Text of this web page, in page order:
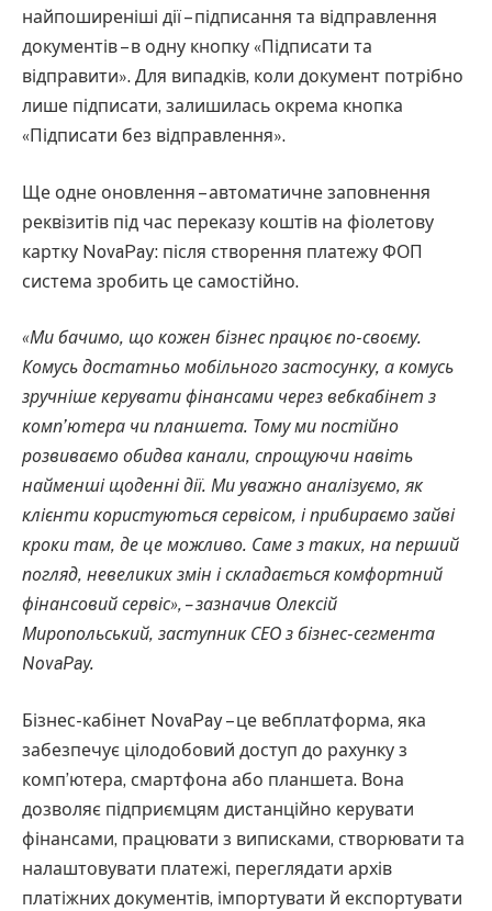
найпоширеніші дії – підписання та відправлення
документів – в одну кнопку «Підписати та
відправити». Для випадків, коли документ потрібно
лише підписати, залишилась окрема кнопка
«Підписати без відправлення».
Ще одне оновлення – автоматичне заповнення
реквізитів під час переказу коштів на фіолетову
картку NovaPay: після створення платежу ФОП
система зробить це самостійно.
«Ми бачимо, що кожен бізнес працює по-своєму.
Комусь достатньо мобільного застосунку, а комусь
зручніше керувати фінансами через вебкабінет з
комп’ютера чи планшета. Тому ми постійно
розвиваємо обидва канали, спрощуючи навіть
найменші щоденні дії. Ми уважно аналізуємо, як
клієнти користуються сервісом, і прибираємо зайві
кроки там, де це можливо. Саме з таких, на перший
погляд, невеликих змін і складається комфортний
фінансовий сервіс», – зазначив Олексій
Миропольський, заступник СЕО з бізнес-сегмента
NovaPay.
Бізнес-кабінет NovaPay – це вебплатформа, яка
забезпечує цілодобовий доступ до рахунку з
комп’ютера, смартфона або планшета. Вона
дозволяє підприємцям дистанційно керувати
фінансами, працювати з виписками, створювати та
налаштовувати платежі, переглядати архів
платіжних документів, імпортувати й експортувати